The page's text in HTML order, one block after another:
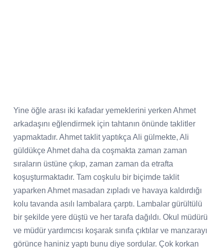
Yine öğle arası iki kafadar yemeklerini yerken Ahmet
arkadaşını eğlendirmek için tahtanın önünde taklitler
yapmaktadır. Ahmet taklit yaptıkça Ali gülmekte, Ali
güldükçe Ahmet daha da coşmakta zaman zaman
sıraların üstüne çıkıp, zaman zaman da etrafta
koşuşturmaktadır. Tam coşkulu bir biçimde taklit
yaparken Ahmet masadan zıpladı ve havaya kaldırdığı
kolu tavanda asılı lambalara çarptı. Lambalar gürültülü
bir şekilde yere düştü ve her tarafa dağıldı. Okul müdürü
ve müdür yardımcısı koşarak sınıfa çıktılar ve manzarayı
görünce haniniz yaptı bunu diye sordular. Çok korkan